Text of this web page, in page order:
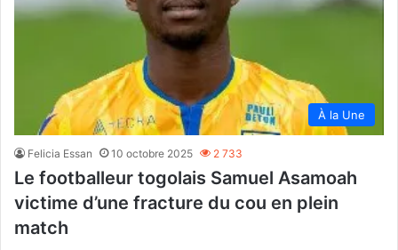
À la Une
Felicia Essan 10 octobre 2025 2 733
Le footballeur togolais Samuel Asamoah
victime d’une fracture du cou en plein
match